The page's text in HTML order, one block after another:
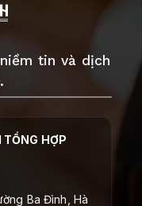
tin và dịch
HỢP
Ba Đình, Hà